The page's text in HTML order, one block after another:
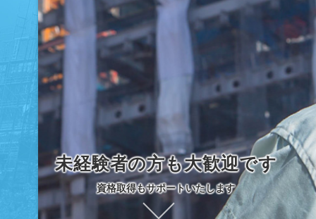
未経験者の方も大歓迎です
資格取得もサポートいたします